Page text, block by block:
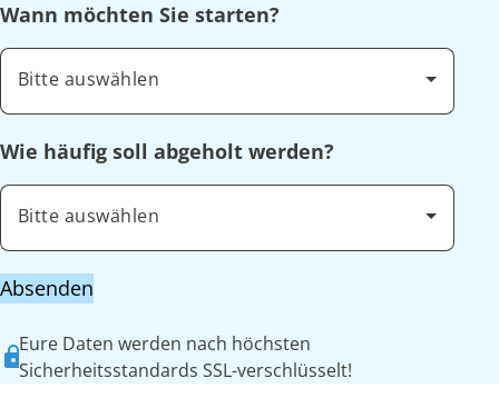
Wann möchten Sie starten?
Bitte auswählen
Wie häufig soll abgeholt werden?
Bitte auswählen
Absenden
Eure Daten werden nach höchsten
Sicherheitsstandards SSL-verschlüsselt!